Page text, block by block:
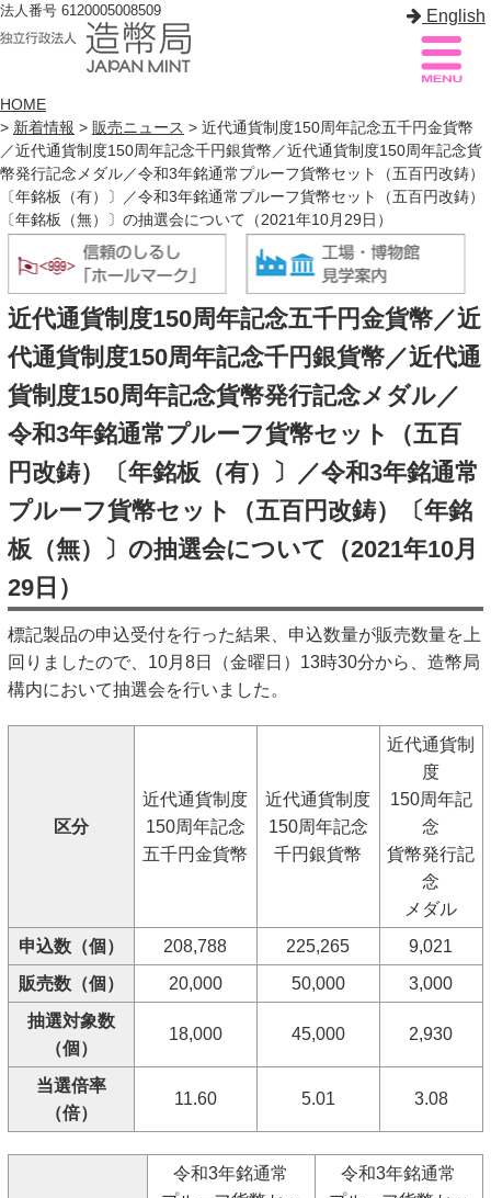
法人番号 6120005008509 English
造幣局案内 サイトマップ
トップページ
造幣局について
造幣事業を知る
貨幣を知る
造幣局を楽しむ
造幣局製品を買う
キッズページ
公式SNS
HOME
> 新着情報 > 販売ニュース > 近代通貨制度150周年記念五千円金貨幣
／近代通貨制度150周年記念千円銀貨幣／近代通貨制度150周年記念貨
幣発行記念メダル／令和3年銘通常プルーフ貨幣セット（五百円改鋳）
〔年銘板（有）〕／令和3年銘通常プルーフ貨幣セット（五百円改鋳）
〔年銘板（無）〕の抽選会について（2021年10月29日）
近代通貨制度150周年記念五千円金貨幣／近
代通貨制度150周年記念千円銀貨幣／近代通
貨制度150周年記念貨幣発行記念メダル／
令和3年銘通常プルーフ貨幣セット（五百
円改鋳）〔年銘板（有）〕／令和3年銘通常
プルーフ貨幣セット（五百円改鋳）〔年銘
板（無）〕の抽選会について（2021年10月
29日）
標記製品の申込受付を行った結果、申込数量が販売数量を上
回りましたので、10月8日（金曜日）13時30分から、造幣局
構内において抽選会を行いました。
区分
近代通貨制度
150周年記念
五千円金貨幣
近代通貨制度
150周年記念
千円銀貨幣
近代通貨制
度
150周年記
念
貨幣発行記
念
メダル
申込数（個）
208,788 225,265
9,021
販売数（個）
20,000 50,000
3,000
抽選対象数
（個）
18,000 45,000 2,930
当選倍率
（倍）
11.60 5.01 3.08
令和3年銘通常
令和3年銘通常